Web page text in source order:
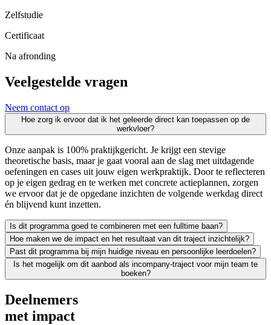
Zelfstudie
Certificaat
Na afronding
Veelgestelde vragen
Neem contact op
Hoe zorg ik ervoor dat ik het geleerde direct kan toepassen op de
werkvloer?
Onze aanpak is 100% praktijkgericht. Je krijgt een stevige
theoretische basis, maar je gaat vooral aan de slag met uitdagende
oefeningen en cases uit jouw eigen werkpraktijk. Door te reflecteren
op je eigen gedrag en te werken met concrete actieplannen, zorgen
we ervoor dat je de opgedane inzichten de volgende werkdag direct
én blijvend kunt inzetten.
Is dit programma goed te combineren met een fulltime baan?
Zeker. We leiden uitsluitend werkende professionals op en weten
Hoe maken we de impact en het resultaat van dit traject inzichtelijk?
Leren moet leiden tot merkbaar resultaat; voor jezelf én voor je
Past dit programma bij mijn huidige niveau en persoonlijke leerdoelen?
We vinden het essentieel dat je een traject kiest dat écht bij je past
Is het mogelijk om dit aanbod als incompany-traject voor mijn team te
boeken?
Absoluut. Vrijwel al onze trainingen en opleidingen kunnen we
Deelnemers
met impact